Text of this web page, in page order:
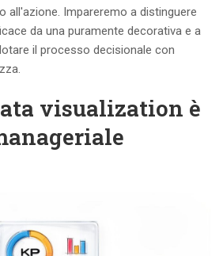
all'azione. Impareremo a distinguere
da una puramente decorativa e a
il processo decisionale con
visualization è